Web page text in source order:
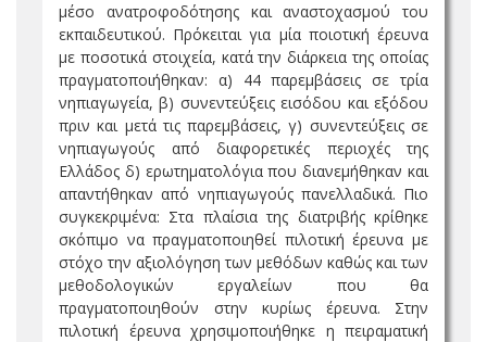
μέσο ανατροφοδότησης και αναστοχασμού του
εκπαιδευτικού. Πρόκειται για μία ποιοτική έρευνα
με ποσοτικά στοιχεία, κατά την διάρκεια της οποίας
πραγματοποιήθηκαν: α) 44 παρεμβάσεις σε τρία
νηπιαγωγεία, β) συνεντεύξεις εισόδου και εξόδου
πριν και μετά τις παρεμβάσεις, γ) συνεντεύξεις σε
νηπιαγωγούς από διαφορετικές περιοχές της
Ελλάδος δ) ερωτηματολόγια που διανεμήθηκαν και
απαντήθηκαν από νηπιαγωγούς πανελλαδικά. Πιο
συγκεκριμένα: Στα πλαίσια της διατριβής κρίθηκε
σκόπιμο να πραγματοποιηθεί πιλοτική έρευνα με
στόχο την αξιολόγηση των μεθόδων καθώς και των
μεθοδολογικών εργαλείων που θα
πραγματοποιηθούν στην κυρίως έρευνα. Στην
πιλοτική έρευνα χρησιμοποιήθηκε η πειραματική